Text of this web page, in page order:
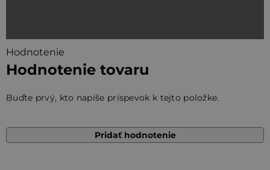
Hodnotenie
Hodnotenie tovaru
Buďte prvý, kto napíše príspevok k tejto položke.
Pridať hodnotenie